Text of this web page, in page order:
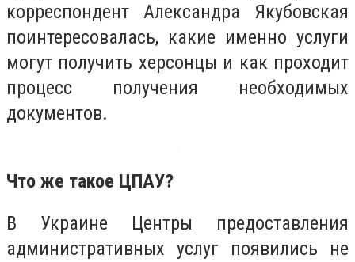
корреспондент Александра Якубовская
поинтересовалась, какие именно услуги
могут получить херсонцы и как проходит
процесс получения необходимых
документов.
Что же такое ЦПАУ?
В Украине Центры предоставления
административных услуг появились не